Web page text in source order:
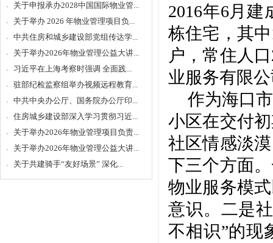
关于申报承办2028中国国际物业管...
关于举办 2026 年物业管理项目负...
中共住房和城乡建设部党组传达学...
关于举办2026年物业管理公益大讲...
习近平在上海考察时强调 全面践...
驻部纪检监察组举办视频远程教育...
中共中央办公厅、国务院办公厅印...
住房城乡建设部深入学习贯彻习近...
关于举办2026年物业管理项目负责...
关于举办2026年物业管理公益大讲...
关于共建骑手“友好场景” 深化...
2016年6月
栋住宅，其
户，常住人
业服务有限
作为海口
小区在交付
社区情感淡
下三个方面
物业服务模
意识。二是
不相识”的现